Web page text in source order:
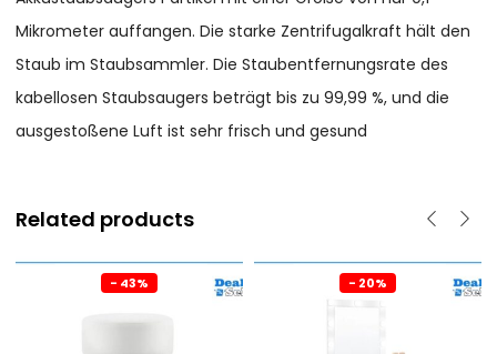
Mikrometer auffangen. Die starke Zentrifugalkraft hält den
Staub im Staubsammler. Die Staubentfernungsrate des
kabellosen Staubsaugers beträgt bis zu 99,99 %, und die
ausgestoßene Luft ist sehr frisch und gesund
Related products
- 43% - 20%